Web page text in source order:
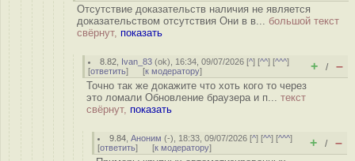
Отсутствие доказательств наличия не является
доказательством отсутствия Они в в... большой текст
свёрнут, показать
8.82 Ivan_83 (ok), 16:34, 09/07/2026 [^] [^^] [^^^]
[ответить] [к модератору] + / –
Точно так же докажите что хоть кого то через
это ломали Обновление браузера и п... текст
свёрнут, показать
9.84 ,Аноним (-), 18:33, 09/07/2026 [^] [^^] [^^^]
[ответить] [к модератору] + / –